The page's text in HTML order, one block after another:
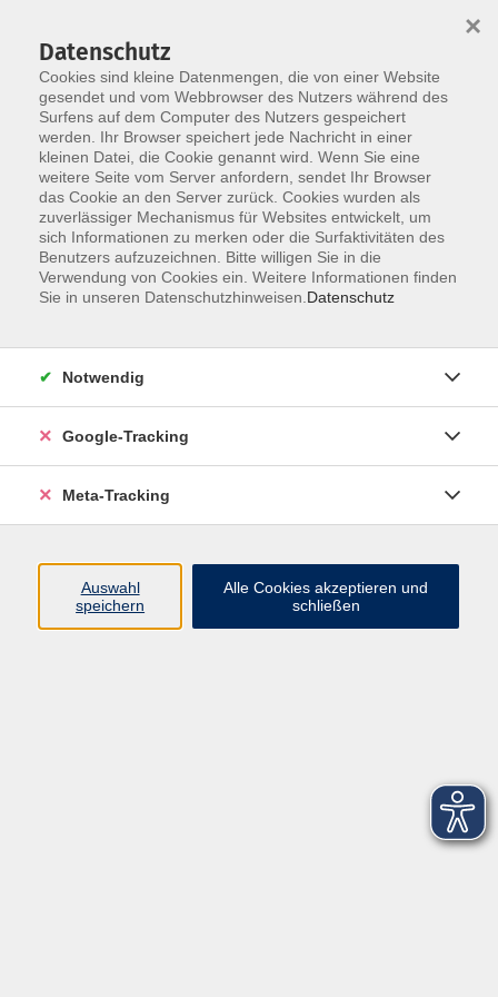
Skip to main content
Der Kurs konnte nicht gefunden werden.
Über uns
Datenschutz
Cookies sind kleine Datenmengen, die von einer Website
gesendet und vom Webbrowser des Nutzers während des
Surfens auf dem Computer des Nutzers gespeichert
werden. Ihr Browser speichert jede Nachricht in einer
kleinen Datei, die Cookie genannt wird. Wenn Sie eine
weitere Seite vom Server anfordern, sendet Ihr Browser
das Cookie an den Server zurück. Cookies wurden als
zuverlässiger Mechanismus für Websites entwickelt, um
sich Informationen zu merken oder die Surfaktivitäten des
Benutzers aufzuzeichnen. Bitte willigen Sie in die
Verwendung von Cookies ein. Weitere Informationen finden
Sie in unseren Datenschutzhinweisen. Datenschutz
×
Notwendig
Google-Tracking
Meta-Tracking
Auswahl
speichern
Alle Cookies akzeptieren und
schließen